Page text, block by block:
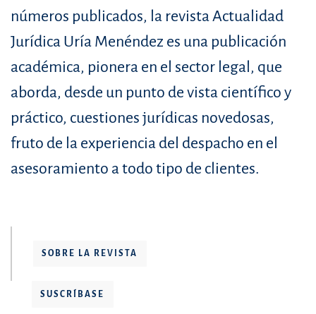
números publicados, la revista Actualidad
Jurídica Uría Menéndez es una publicación
académica, pionera en el sector legal, que
aborda, desde un punto de vista científico y
práctico, cuestiones jurídicas novedosas,
fruto de la experiencia del despacho en el
asesoramiento a todo tipo de clientes.
SOBRE LA REVISTA
SUSCRÍBASE